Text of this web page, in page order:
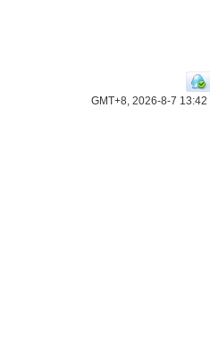
GMT+8, 2026-8-7 13:42